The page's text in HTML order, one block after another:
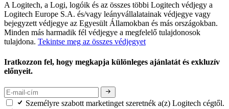
A Logitech, a Logi, logóik és az összes többi Logitech védjegy a
Logitech Europe S.A. és/vagy leányvállalatainak védjegye vagy
bejegyzett védjegye az Egyesült Államokban és más országokban.
Minden más harmadik fél védjegye a megfelelő tulajdonosok
tulajdona. Tekintse meg az összes védjegyet
Iratkozzon fel, hogy megkapja különleges ajánlatát és exkluzív
előnyeit.
Személyre szabott marketinget szeretnék a(z) Logitech cégtől.